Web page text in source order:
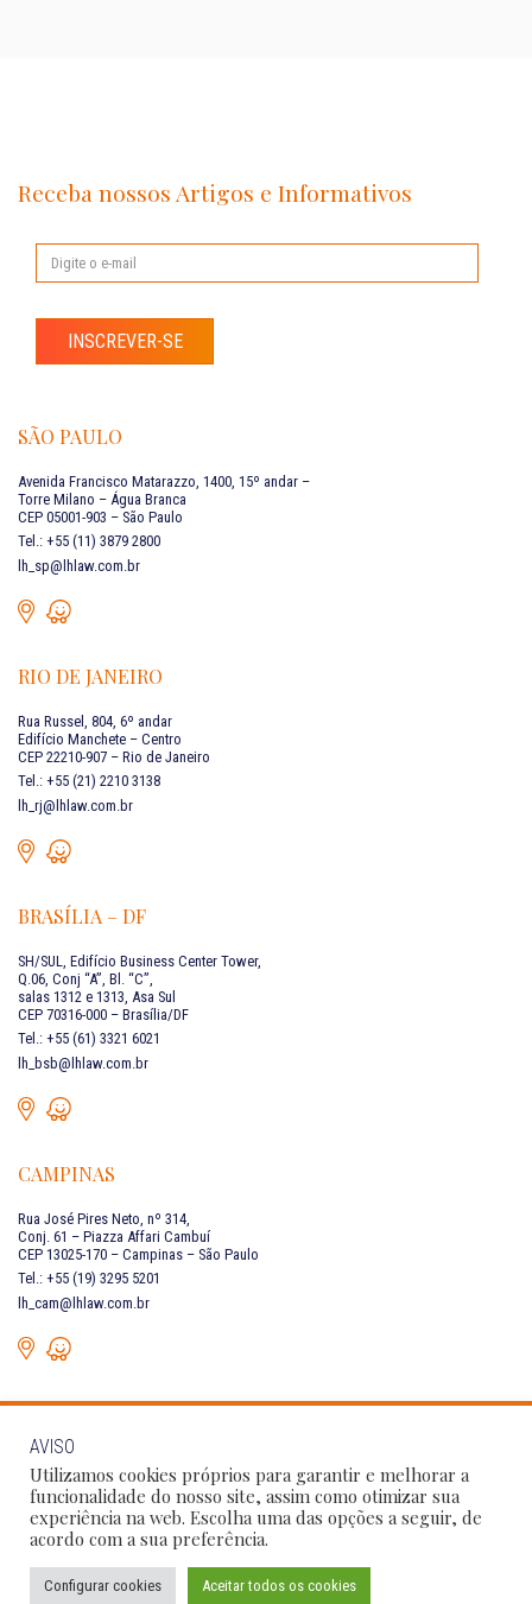
Receba nossos Artigos e Informativos
INSCREVER-SE
SÃO PAULO
Avenida Francisco Matarazzo, 1400, 15º andar –
Torre Milano – Água Branca
CEP 05001-903 – São Paulo
Tel.: +55 (11) 3879 2800
lh_sp@lhlaw.com.br
RIO DE JANEIRO
Rua Russel, 804, 6º andar
Edifício Manchete – Centro
CEP 22210-907 – Rio de Janeiro
Tel.: +55 (21) 2210 3138
lh_rj@lhlaw.com.br
BRASÍLIA – DF
SH/SUL, Edifício Business Center Tower,
Q.06, Conj “A”, Bl. “C”,
salas 1312 e 1313, Asa Sul
CEP 70316-000 – Brasília/DF
Tel.: +55 (61) 3321 6021
lh_bsb@lhlaw.com.br
CAMPINAS
Rua José Pires Neto, nº 314,
Conj. 61 – Piazza Affari Cambuí
CEP 13025-170 – Campinas – São Paulo
Tel.: +55 (19) 3295 5201
lh_cam@lhlaw.com.br
FALE CONOSCO
Siga as nossas redes sociais:
AVISO
Utilizamos cookies próprios para garantir e melhorar a
funcionalidade do nosso site, assim como otimizar sua
experiência na web. Escolha uma das opções a seguir, de
acordo com a sua preferência.
Configurar cookies Aceitar todos os cookies